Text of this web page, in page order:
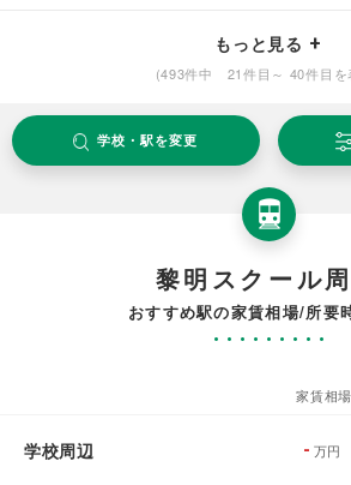
もっと見る
(493件中 21件目～ 40件目を
学校・駅を変更
黎明スクール
おすすめ駅の家賃相場/所要
家賃相場
学校周辺 - 万円